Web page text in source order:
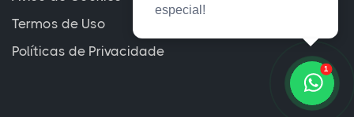
Termos de Uso
Políticas de Privacidade
1
especial!